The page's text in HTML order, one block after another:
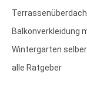
Balkonverkleidung
Wintergarten
alle Ratgeber